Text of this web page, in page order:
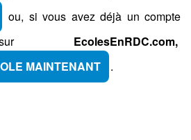
ou, si vous avez déjà un compte
sur EcolesEnRDC.com,
MAINTENANT
.